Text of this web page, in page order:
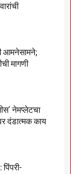
आमनेसामने;
मागणी
नेमप्लेटचा
दंडात्मक काय